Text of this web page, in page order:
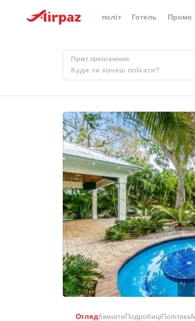
політ Готель Промо
Пункт призначення
ОглядКімнатиПодробиціПолітика